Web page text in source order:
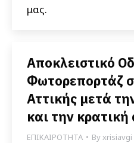
μας.
Αποκλειστικό
Φωτορεπορτάζ
Αττικής μετά
και την
ΕΠΙΚΑΙΡΟΤΗΤΑ Byxrisiavgi